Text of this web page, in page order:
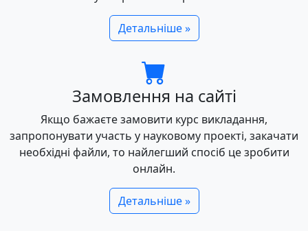
Детальніше »
Замовлення на сайті
Якщо бажаєте замовити курс викладання,
запропонувати участь у науковому проекті, закачати
необхідні файли, то найлегший спосіб це зробити
онлайн.
Детальніше »